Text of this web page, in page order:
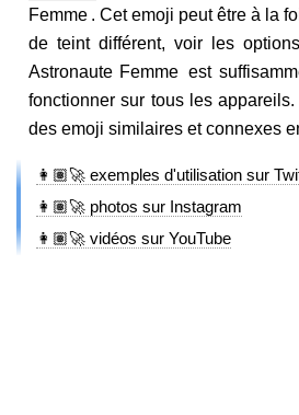
Femme . Cet emoji peut être à la
de teint différent, voir les
Astronaute Femme est
fonctionner sur tous les
des emoji similaires et connexes
👩🏽‍🚀 exemples d'utilisation sur
👩🏽‍🚀 photos sur Instagram
👩🏽‍🚀 vidéos sur YouTube